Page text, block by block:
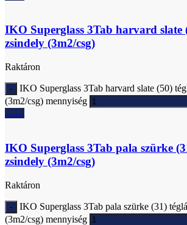
IKO Superglass 3Tab harvard slate
zsindely (3m2/csg)
Raktáron
IKO Superglass 3Tab harvard slate (50)
(3m2/csg) mennyiség
Ajánlatkérés
IKO Superglass 3Tab pala szürke
zsindely (3m2/csg)
Raktáron
IKO Superglass 3Tab pala szürke (31)
(3m2/csg) mennyiség